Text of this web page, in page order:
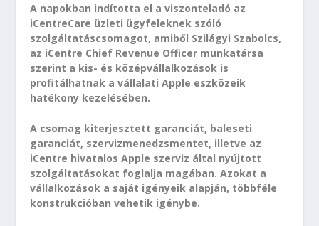
A napokban indította el a viszonteladó az
iCentreCare üzleti ügyfeleknek szóló
szolgáltatáscsomagot, amiből Szilágyi Szabolcs,
az iCentre Chief Revenue Officer munkatársa
szerint a kis- és középvállalkozások is
profitálhatnak a vállalati Apple eszközeik
hatékony kezelésében.
A csomag kiterjesztett garanciát, baleseti
garanciát, szervizmenedzsmentet, illetve az
iCentre hivatalos Apple szerviz által nyújtott
szolgáltatásokat foglalja magában. Azokat a
vállalkozások a saját igényeik alapján, többféle
konstrukcióban vehetik igénybe.